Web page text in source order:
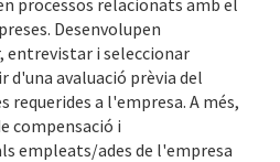
processos relacionats amb el
Desenvolupen
entrevistar i seleccionar
avaluació prèvia del
requerides a l'empresa. A més,
compensació i
empleats/ades de l'empresa